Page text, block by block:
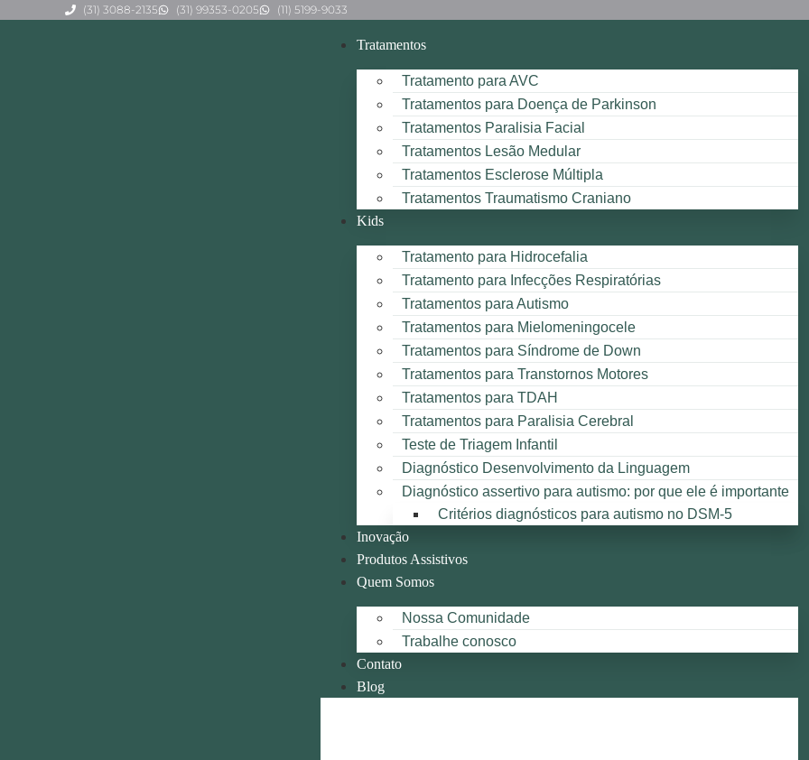
(31) 3088-2135 (31) 99353-0205 (11) 5199-9033
Tratamentos
Tratamento para AVC
Tratamentos para Doença de Parkinson
Tratamentos Paralisia Facial
Tratamentos Lesão Medular
Tratamentos Esclerose Múltipla
Tratamentos Traumatismo Craniano
Kids
Tratamento para Hidrocefalia
Tratamento para Infecções Respiratórias
Tratamentos para Autismo
Tratamentos para Mielomeningocele
Tratamentos para Síndrome de Down
Tratamentos para Transtornos Motores
Tratamentos para TDAH
Tratamentos para Paralisia Cerebral
Teste de Triagem Infantil
Diagnóstico Desenvolvimento da Linguagem
Diagnóstico assertivo para autismo: por que ele é importante
Critérios diagnósticos para autismo no DSM-5
Inovação
Produtos Assistivos
Quem Somos
Nossa Comunidade
Trabalhe conosco
Contato
Blog